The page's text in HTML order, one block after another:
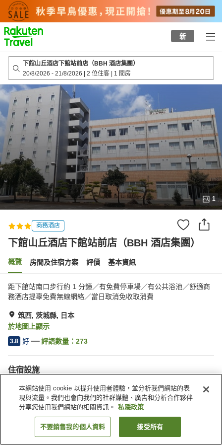
to
top
page
新
下館山丘酒店下館站前店（BBH 酒店集團）
20/8/2026 - 21/8/2026 | 2 位住客 | 1 間房
1
商務酒店
下館山丘酒店下館站前店（BBH 酒店集團）
概覽 房間及住宿方案 評價 基本資訊
距下館站南口步行約 1 分鐘／有免費停車場／有公共浴池／舒適商
務酒店提辜免費無線網絡／當日取消免收取消費
筑西, 茨城縣, 日本
於地圖上顯示
3.8 好 評語數量： 273
住宿設施
Wi-Fi
步行 5 分鐘可到車站
自動販賣機
共用微波爐
日本 茨城縣
筑西
下館山丘酒店下館站前店（BBH 酒店集團）
找客房
本網站使用 cookie 以提升使用者體驗，並分析我們網站的表
現與流量。我們也會向我們的社群媒體、廣告和分析合作夥伴
分享您使用我們網站的相關資訊。
私隱政策
不要銷售我的個人資料 接受所有